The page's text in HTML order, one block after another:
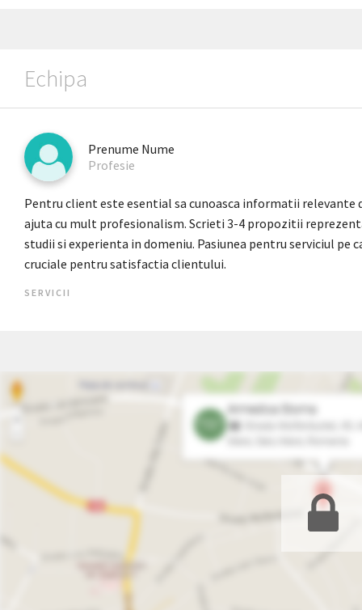
Echipa
Prenume Nume
Profesie
Pentru client este esential sa cunoasca informatii relevante
ajuta cu mult profesionalism. Scrieti 3-4 propozitii
studii si experienta in domeniu. Pasiunea pentru serviciul
cruciale pentru satisfactia clientului.
SERVICII